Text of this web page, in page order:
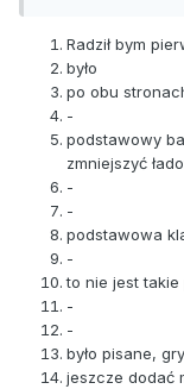
buguje w
uderzając w
rozmiar Fireballa]
2. Druid.
HP: 120
Najważniejsze
- Posiada
sekundy)
- Na (v) posiada
HP
- Potrafi zmienić
wpisaniu /druid
Radził bym
było
po obu
-
podstawowy
zmniejszyć
-
-
podstawowa
-
to nie jest takie
-
-
było pisane,
jeszcze dodać